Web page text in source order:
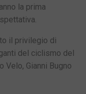
la prima
il privilegio di
del ciclismo del
Velo, Gianni Bugno